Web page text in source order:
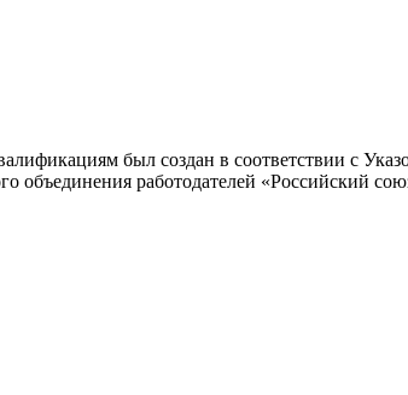
был создан в соответствии с
объединения работодателей «Российский